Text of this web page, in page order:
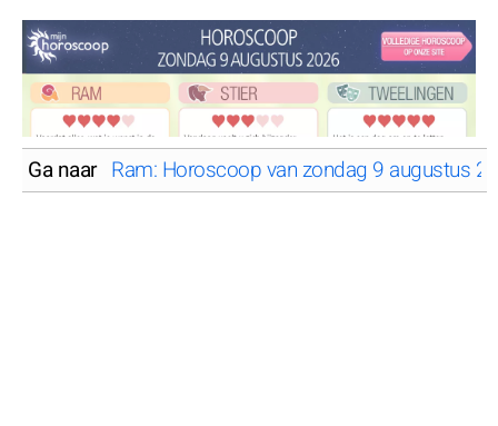
Ga naar Ram: Horoscoop van zondag 9 augustus